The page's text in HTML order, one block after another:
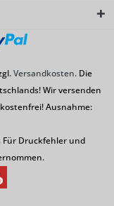
Versandkosten. Die
Wir versenden
Ausnahme:
Für Druckfehler und